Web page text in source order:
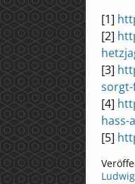
[1]
[2]
[3]
[4]
hass-
[5]
Ludwig